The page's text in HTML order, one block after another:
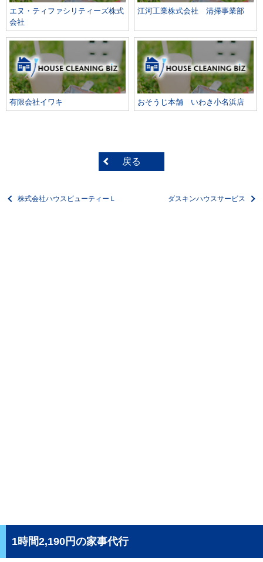
エヌ・ティファシリティーズ株式
会社
江河工業株式会社 清掃事業部
有限会社イワキ おそうじ本舗 いわき小名浜店
戻る
株式会社ハウスビューティーＬ ダスキンハウスサービス
1時間2,190円の家事代行